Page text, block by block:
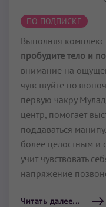
ПО ПОДПИСКЕ
Выполняя
пробудите тело и
внимание на
чувствуйте
первую чакру
центр, помогает
поддаваться
более целостным и
учит чувствовать
напряжение
Читать далее...